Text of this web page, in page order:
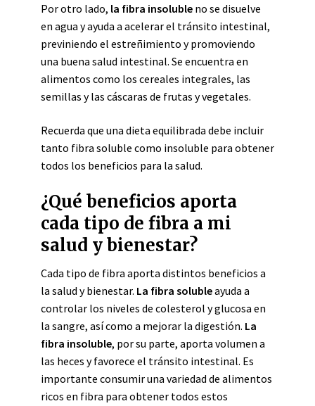
Por otro lado, la fibra insoluble no se disuelve
en agua y ayuda a acelerar el tránsito intestinal,
previniendo el estreñimiento y promoviendo
una buena salud intestinal. Se encuentra en
alimentos como los cereales integrales, las
semillas y las cáscaras de frutas y vegetales.
Recuerda que una dieta equilibrada debe incluir
tanto fibra soluble como insoluble para obtener
todos los beneficios para la salud.
¿Qué beneficios aporta
cada tipo de fibra a mi
salud y bienestar?
Cada tipo de fibra aporta distintos beneficios a
la salud y bienestar. La fibra solubleayuda a
controlar los niveles de colesterol y glucosa en
la sangre, así como a mejorar la digestión. La
fibra insoluble, por su parte, aporta volumen a
las heces y favorece el tránsito intestinal. Es
importante consumir una variedad de alimentos
ricos en fibra para obtener todos estos